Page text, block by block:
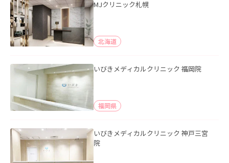
MJクリニック札幌
北海道
いびきメディカルクリニック 福岡院
福岡県
いびきメディカルクリニック 神戸三宮
院